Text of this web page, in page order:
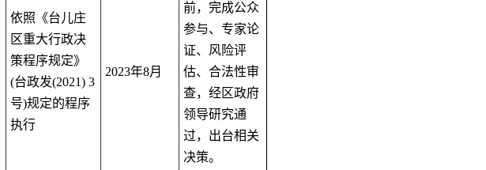
依照《台儿庄
区重大行政决
策程序规定》
(台政发(2021) 3
号)规定的程序
执行
2023年8月
前，完成公众
参与、专家论
证、风险评
估、合法性审
查，经区政府
领导研究通
过，出台相关
决策。